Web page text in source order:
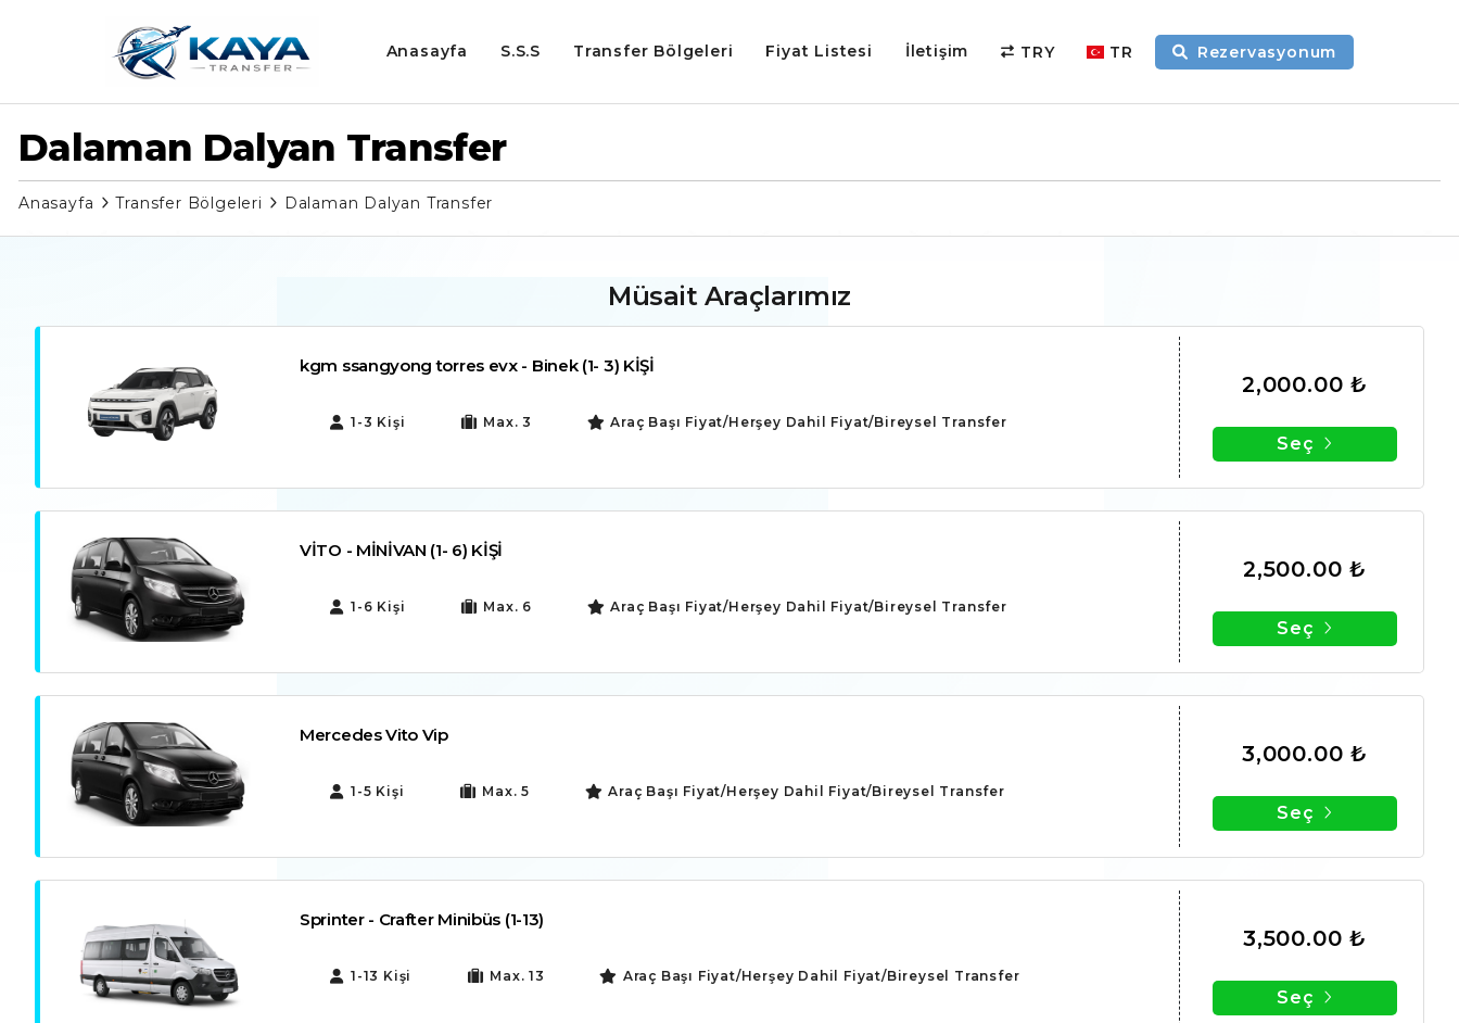
Anasayfa S.S.S Transfer Bölgeleri Fiyat Listesi İletişim TRY TR Rezervasyonum
Dalaman Dalyan Transfer
Anasayfa Transfer Bölgeleri Dalaman Dalyan Transfer
Müsait Araçlarımız
kgm ssangyong torres evx - Binek (1- 3) KİŞİ
1-3 Kişi Max. 3 Araç Başı Fiyat/Herşey Dahil Fiyat/Bireysel Transfer
2,000.00 ₺
Seç
VİTO - MİNİVAN (1- 6) KİŞİ
1-6 Kişi Max. 6 Araç Başı Fiyat/Herşey Dahil Fiyat/Bireysel Transfer
2,500.00 ₺
Seç
Mercedes Vito Vip
1-5 Kişi Max. 5 Araç Başı Fiyat/Herşey Dahil Fiyat/Bireysel Transfer
3,000.00 ₺
Seç
Sprinter - Crafter Minibüs (1-13)
1-13 Kişi Max. 13 Araç Başı Fiyat/Herşey Dahil Fiyat/Bireysel Transfer
3,500.00 ₺
Seç